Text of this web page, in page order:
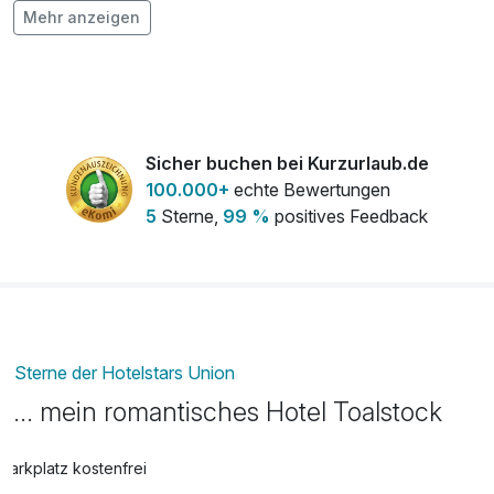
genießen, als Paar, als Familie oder mit besten Freunden.
Ganzkörpermassage
Kombimassage 77,00 €
Romantische Zimmerdekoration bei
20,00 €
pro Stück
Mehr anzeigen
Sicher buchen bei Kurzurlaub.de
100.000+ echte Bewertungen
5 Sterne, 99 % positives Feedback
Sterne der Hotelstars Union
... mein romantisches Hotel Toalstock
Parkplatz kostenfrei